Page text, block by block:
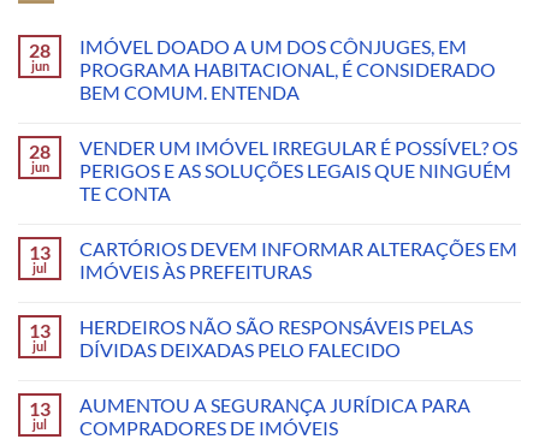
28
jun
IMÓVEL DOADO A UM DOS CÔNJUGES, EM
PROGRAMA HABITACIONAL, É CONSIDERADO
BEM COMUM. ENTENDA
28
jun
VENDER UM IMÓVEL IRREGULAR É POSSÍVEL? OS
PERIGOS E AS SOLUÇÕES LEGAIS QUE NINGUÉM
TE CONTA
13
jul
CARTÓRIOS DEVEM INFORMAR ALTERAÇÕES EM
IMÓVEIS ÀS PREFEITURAS
13
jul
HERDEIROS NÃO SÃO RESPONSÁVEIS PELAS
DÍVIDAS DEIXADAS PELO FALECIDO
13
jul
AUMENTOU A SEGURANÇA JURÍDICA PARA
COMPRADORES DE IMÓVEIS